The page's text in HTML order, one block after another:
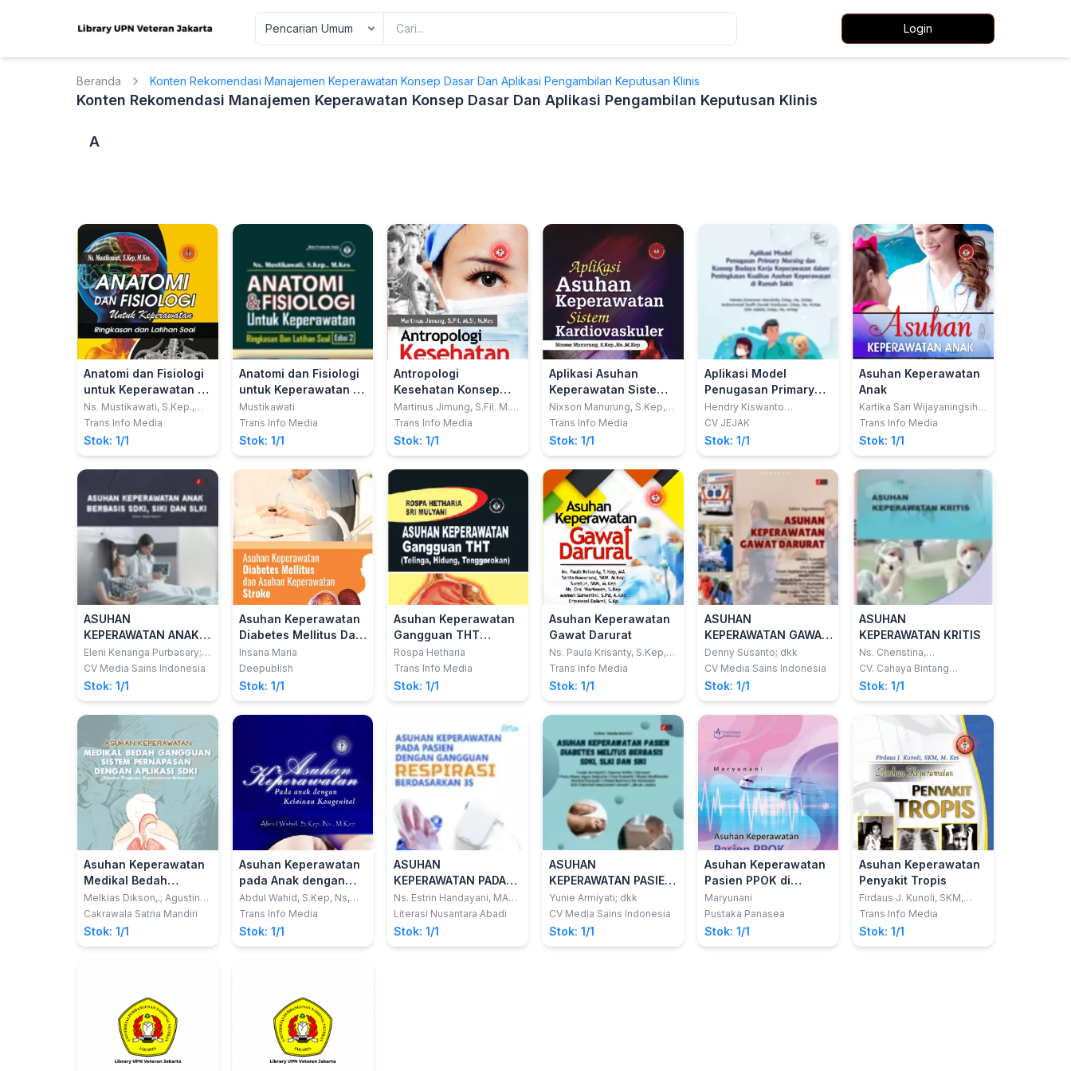
Login
Beranda Konten Rekomendasi Manajemen Keperawatan Konsep Dasar Dan Aplikasi Pengambilan Keputusan Klinis
Konten Rekomendasi Manajemen Keperawatan Konsep Dasar Dan Aplikasi Pengambilan Keputusan Klinis
A
Anatomi dan Fisiologi
untuk Keperawatan -
Ringkasan dan
Latihan Soal
Ns. Mustikawati, S.Kep.,
M.Kes
Trans Info Media
Stok: 1/1
Anatomi dan Fisiologi
untuk Keperawatan -
Ringkasan dan
Latihan Soal (Edisi 2)
Mustikawati
Trans Info Media
Stok: 1/1
Antropologi
Kesehatan Konsep
dan Aplikasi
Martinus Jimung, S.Fil. M.Si.
M.Kes
Trans Info Media
Stok: 1/1
Aplikasi Asuhan
Keperawatan Sistem
Kardiovaskuler
Nixson Manurung, S.Kep,
Ns., M.Kep.
Trans Info Media
Stok: 1/1
Aplikasi Model
Penugasan Primary
nursing dan Konsep
Budaya Kerja
Keperawatan dalam
Peningkatan Kualitas
Asuhan Keperawatan
di Rumah Sakit
Hendry Kiswanto
Mendrofa, S.Kep.; dkk
CV JEJAK
Stok: 1/1
Asuhan Keperawatan
Anak
Kartika Sari Wijayaningsih,
S.Kep.,Ners
Trans Info Media
Stok: 1/1
ASUHAN
KEPERAWATAN ANAK
BERBASIS SDKI, SIKI
DAN SLKI
Eleni Kenanga Purbasary;
dkk
CV Media Sains Indonesia
Stok: 1/1
Asuhan Keperawatan
Diabetes Mellitus Dan
Asuhan Keperawatan
Stroke
Insana Maria
Deepublish
Stok: 1/1
Asuhan Keperawatan
Gangguan THT
(Telinga, Hidung,
Tenggorokan)
Rospa Hetharia
Trans Info Media
Stok: 1/1
Asuhan Keperawatan
Gawat Darurat
Ns. Paula Krisanty, S.Kep,
MA; dkk
Trans Info Media
Stok: 1/1
ASUHAN
KEPERAWATAN GAWAT
DARURAT
Denny Susanto; dkk
CV Media Sains Indonesia
Stok: 1/1
ASUHAN
KEPERAWATAN KRITIS
Ns. Cheristina,
S.Kep,.M.Kes.
CV. Cahaya Bintang
Cemerlang
Stok: 1/1
Asuhan Keperawatan
Medikal Bedah
Gangguan Sistem
Pernapasan dengan
Aplikasi SDKI (Standar
Diagnosa
Melkias Dikson,.; Agustina
Sisilia Wati Dua Wida
Cakrawala Satria Mandiri
Stok: 1/1
Asuhan Keperawatan
pada Anak dengan
Kelainan Kongenital
Abdul Wahid, S.Kep, Ns,
M.Kep
Trans Info Media
Stok: 1/1
ASUHAN
KEPERAWATAN PADA
PASIEN DENGAN
GANGGUAN RESPIRASI
BERDASARKAN 3S
Ns. Estrin Handayani, MAN.;
Ns. Eka Sakti
Literasi Nusantara Abadi
Stok: 1/1
ASUHAN
KEPERAWATAN PASIEN
DIABETES MELITUS
BERBASIS SDKI, SLKI
DAN SIKI
Yunie Armiyati; dkk
CV Media Sains Indonesia
Stok: 1/1
Asuhan Keperawatan
Pasien PPOK di
Pesawat Terbang
pada Transportasi
Aeromedis
Maryunani
Pustaka Panasea
Stok: 1/1
Asuhan Keperawatan
Penyakit Tropis
Firdaus J. Kunoli, SKM,
M.Kes
Trans Info Media
Stok: 1/1